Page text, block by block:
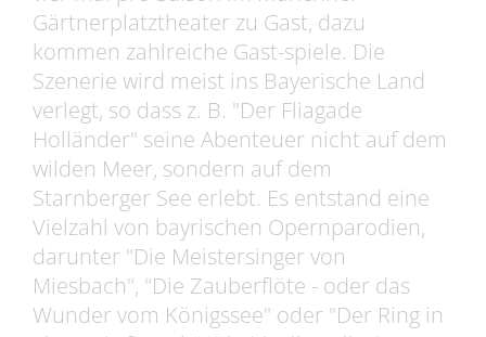
Gärtnerplatztheater zu Gast, dazu
kommen zahlreiche Gast-spiele. Die
Szenerie wird meist ins Bayerische Land
verlegt, so dass z. B. "Der Fliagade
Holländer" seine Abenteuer nicht auf dem
wilden Meer, sondern auf dem
Starnberger See erlebt. Es entstand eine
Vielzahl von bayrischen Opernparodien,
darunter "Die Meistersinger von
Miesbach", "Die Zauberflöte - oder das
Wunder vom Königssee" oder "Der Ring in